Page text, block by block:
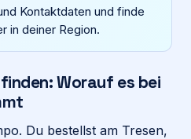
Kontaktdaten und finde
in deiner Region.
Worauf es bei
Du bestellst am Tresen,